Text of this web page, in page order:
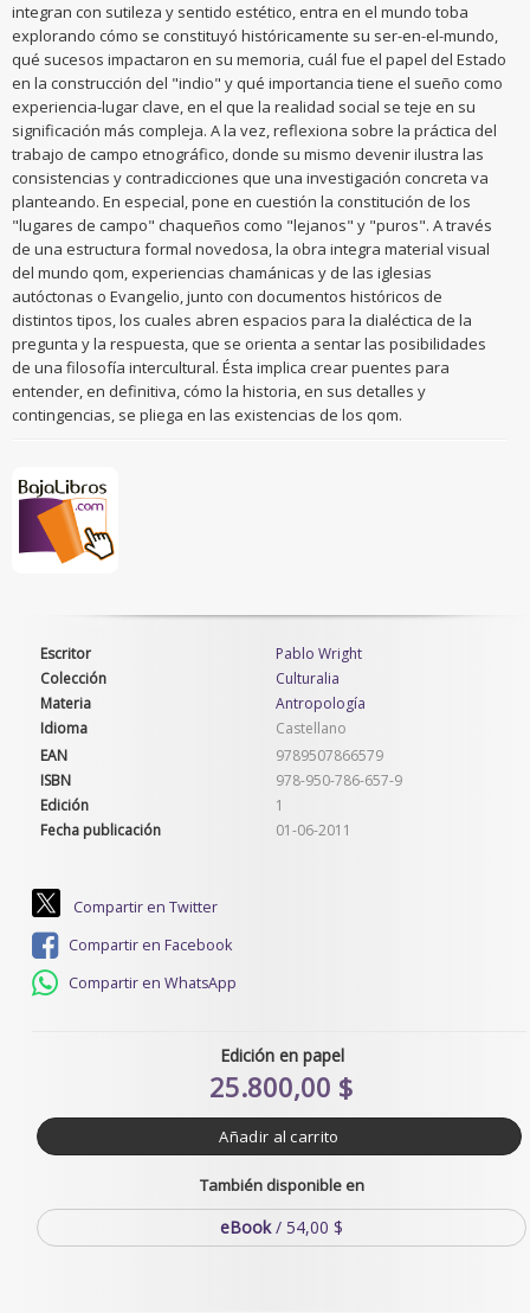
integran con sutileza y sentido estético, entra en el mundo toba
explorando cómo se constituyó históricamente su ser-en-el-mundo,
qué sucesos impactaron en su memoria, cuál fue el papel del Estado
en la construcción del "indio" y qué importancia tiene el sueño como
experiencia-lugar clave, en el que la realidad social se teje en su
significación más compleja. A la vez, reflexiona sobre la práctica del
trabajo de campo etnográfico, donde su mismo devenir ilustra las
consistencias y contradicciones que una investigación concreta va
planteando. En especial, pone en cuestión la constitución de los
"lugares de campo" chaqueños como "lejanos" y "puros". A través
de una estructura formal novedosa, la obra integra material visual
del mundo qom, experiencias chamánicas y de las iglesias
autóctonas o Evangelio, junto con documentos históricos de
distintos tipos, los cuales abren espacios para la dialéctica de la
pregunta y la respuesta, que se orienta a sentar las posibilidades
de una filosofía intercultural. Ésta implica crear puentes para
entender, en definitiva, cómo la historia, en sus detalles y
contingencias, se pliega en las existencias de los qom.
Escritor
Pablo Wright
Colección
Culturalia
Materia
Antropología
Idioma
Castellano
EAN
9789507866579
ISBN
978-950-786-657-9
Edición
1
Fecha publicación
01-06-2011
Compartir en Twitter
Compartir en Facebook
Compartir en WhatsApp
Edición en papel
25.800,00 $
Añadir al carrito
También disponible en
eBook/ 54,00 $